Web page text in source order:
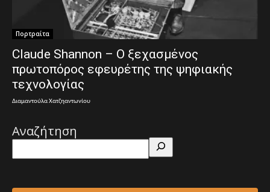
Πορτραίτα
Claude Shannon – Ο ξεχασμένος
πρωτοπόρος εφευρέτης της ψηφιακής
τεχνολογίας
Διαμαντούλα Χατζηαντωνίου
Αναζήτηση